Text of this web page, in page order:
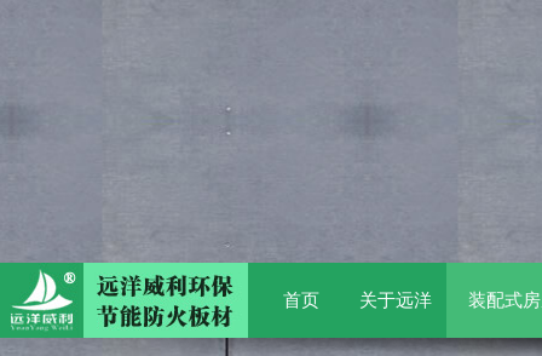
首页 关于远洋 装配式